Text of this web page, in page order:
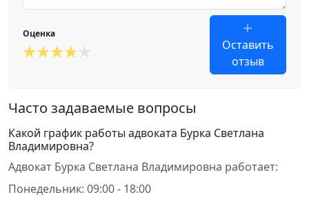
Оценка
Оставить
отзыв
Часто задаваемые вопросы
Какой график работы адвоката Бурка Светлана
Владимировна?
Адвокат Бурка Светлана Владимировна работает:
Понедельник: 09:00 - 18:00